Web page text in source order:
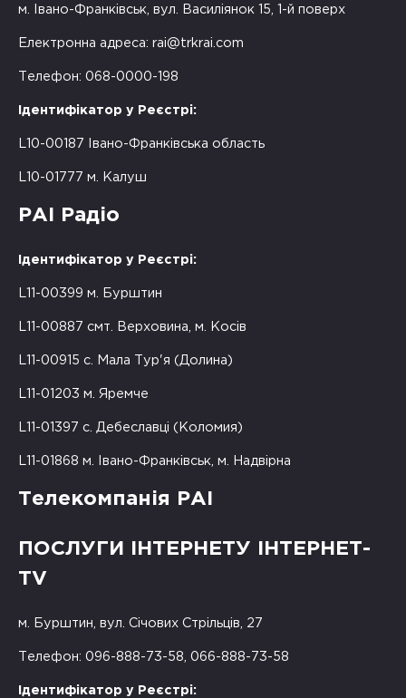
м. Івано-Франківськ, вул. Василіянок 15, 1-й поверх
Електронна адреса: rai@trkrai.com
Телефон: 068-0000-198
Ідентифікатор у Реєстрі:
L10-00187 Івано-Франківська область
L10-01777 м. Калуш
РАІ Радіо
Ідентифікатор у Реєстрі:
L11-00399 м. Бурштин
L11-00887 смт. Верховина, м. Косів
L11-00915 с. Мала Тур'я (Долина)
L11-01203 м. Яремче
L11-01397 с. Дебеславці (Коломия)
L11-01868 м. Івано-Франківськ, м. Надвірна
Телекомпанія РАІ
ПОСЛУГИ ІНТЕРНЕТУ ІНТЕРНЕТ-
TV
м. Бурштин, вул. Січових Стрільців, 27
Телефон: 096-888-73-58, 066-888-73-58
Ідентифікатор у Реєстрі: